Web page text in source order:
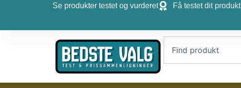
Se produkter testet og vurderet Få testet dit produkt